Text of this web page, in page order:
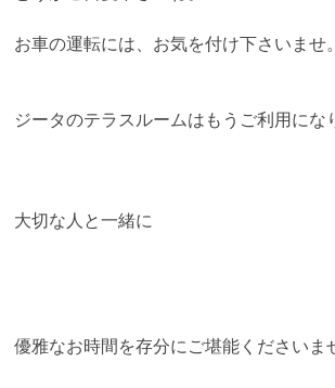
お車の運転には、お気を付け下さいませ。
ジータのテラスルームはもうご利用にな
大切な人と一緒に
優雅なお時間を存分にご堪能くださいま